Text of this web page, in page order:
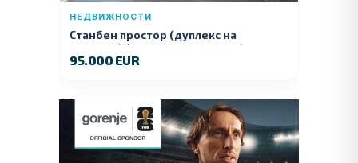
НЕДВИЖНОСТИ
Станбен простор (дуплекс на
продажба) – Ул. Стојан Арсов бр. 1,
Куманово
95.000 EUR